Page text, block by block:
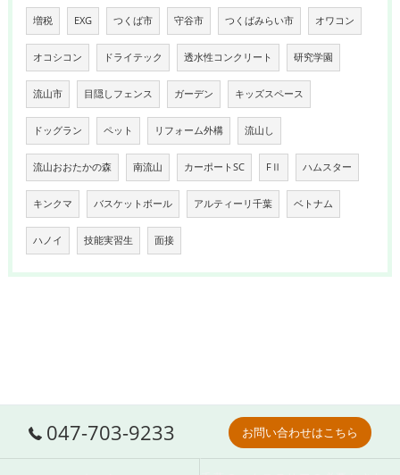
増税 EXG つくば市 守谷市 つくばみらい市 オワコン
オコシコン ドライテック 透水性コンクリート 研究学園
流山市 目隠しフェンス ガーデン キッズスペース
ドッグラン ペット リフォーム外構 流山し
流山おおたかの森 南流山 カーポートSC FⅡ ハムスター
キンクマ バスケットボール アルティーリ千葉 ベトナム
ハノイ 技能実習生 面接
047-703-9233 お問い合わせはこちら